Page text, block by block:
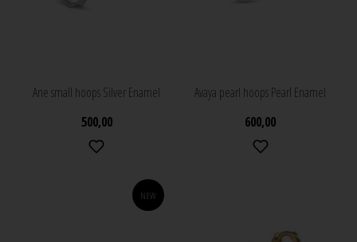
Ane small hoops Silver Enamel
500,00
Avaya pearl hoops Pearl Enamel
600,00
NEW